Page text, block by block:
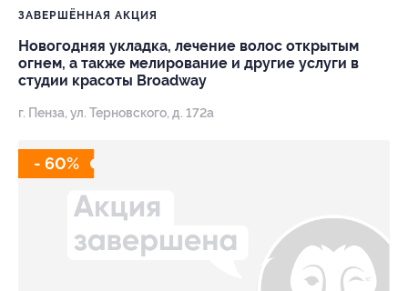
ЗАВЕРШЁННАЯ АКЦИЯ
Новогодняя укладка, лечение волос открытым
огнем, а также мелирование и другие услуги в
студии красоты Broadway
г. Пенза, ул. Терновского, д. 172а
- 60%